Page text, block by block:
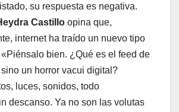
su respuesta es negativa.
Castillo opina que,
internet ha traído un nuevo tipo
bien. ¿Qué es el feed de
un horror vacui digital?
luces, sonidos, todo
descanso. Ya no son las volutas